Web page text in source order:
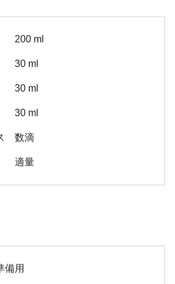
ml
ml
ml
ml
数滴
量
用